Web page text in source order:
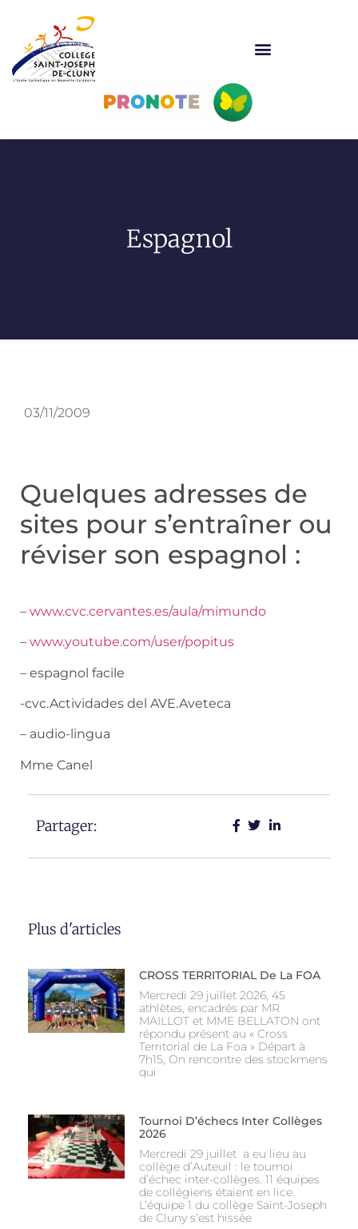
Espagnol
03/11/2009
Quelques adresses de
sites pour s’entraîner ou
réviser son espagnol :
– www.cvc.cervantes.es/aula/mimundo
– www.youtube.com/user/popitus
– espagnol facile
-cvc.Actividades del AVE.Aveteca
– audio-lingua
Mme Canel
Partager:
Plus d'articles
CROSS TERRITORIAL De La FOA
Mercredi 29 juillet 2026, 45
athlètes, encadrés par MR
MAILLOT et MME BELLATON ont
répondu présent au « Cross
Territorial de La Foa » Départ à
7h15, On rencontre des stockmens
qui
Tournoi D’échecs Inter Collèges
2026
Mercredi 29 juillet a eu lieu au
collège d’Auteuil : le tournoi
d’échec inter-collèges. 11 équipes
de collégiens étaient en lice.
L’équipe 1 du collège Saint-Joseph
de Cluny s’est hissée